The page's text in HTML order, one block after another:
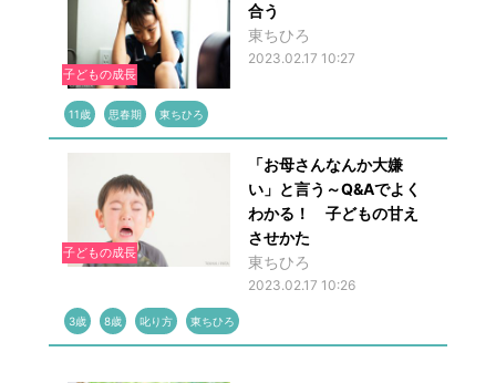
子どもの成長
合う
東ちひろ
2023.02.17 10:27
11歳 思春期 東ちひろ
子どもの成長
「お母さんなんか大嫌
い」と言う～Q&Aでよく
わかる！ 子どもの甘え
させかた
東ちひろ
2023.02.17 10:26
3歳 8歳 叱り方 東ちひろ